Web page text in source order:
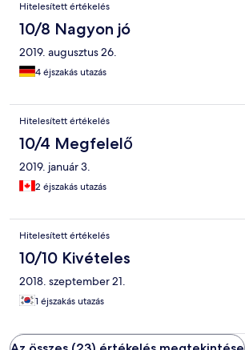
Hitelesített értékelés
10/8 Nagyon jó
2019. augusztus 26.
4 éjszakás utazás
Hitelesített értékelés
10/4 Megfelelő
2019. január 3.
2 éjszakás utazás
Hitelesített értékelés
10/10 Kivételes
2018. szeptember 21.
1 éjszakás utazás